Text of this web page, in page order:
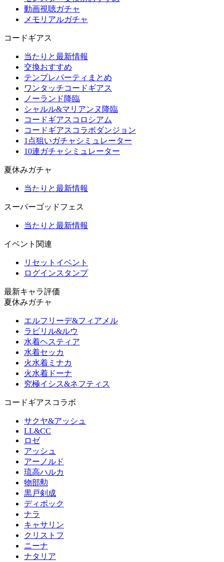
動画視聴ガチャ
メモリアルガチャ
コードギアス
当たりと最新情報
交換おすすめ
テンプレパーティまとめ
ワンタッチコードギアス
ノーランド降臨
シャルル&マリアンヌ降臨
コードギアスコロシアム
コードギアスコラボダンジョン
1点狙いガチャシミュレーター
10連ガチャシミュレーター
夏休みガチャ
当たりと最新情報
スーパーゴッドフェス
当たりと最新情報
イベント関連
リセットイベント
ログインスタンプ
最新キャラ評価
夏休みガチャ
エルフリーデ&フィアメル
ラビリル&ルウ
水着ヘスティア
水着セッカ
火水着ミナカ
火水着ドーナ
究極イシス&ネフティス
コードギアスコラボ
サクヤ&アッシュ
LL&CC
ロゼ
アッシュ
アーノルド
琉高ハルカ
物部勲
黒戸剣成
ディボック
ナラ
キャサリン
クリストフ
ニーナ
ナタリア